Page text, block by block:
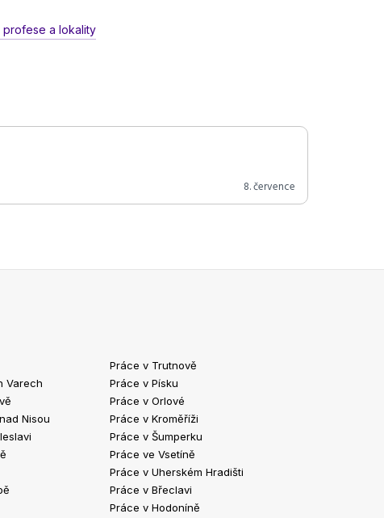
a lokality
8. července
Varech
Nisou
Práce v Trutnově
Práce v Písku
Práce v Orlové
Práce v Kroměříži
Práce v Šumperku
Práce ve Vsetíně
Práce v Uherském Hradišti
Práce v Břeclavi
Práce v Hodoníně